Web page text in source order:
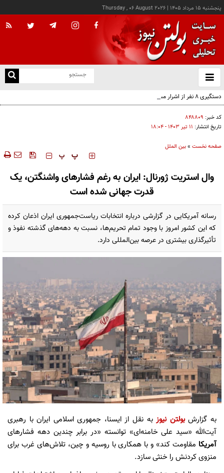
پنجشنبه ۱۵ مرداد ۱۴۰۵ |
Thursday , 06 August 2026
باز
و
دستگیری ۸ نفر از اشرار مسلح شاخص و مرتبطین گروهک‌های تروریستی
کد خبر: ۸۴۸۸۰۹
تاریخ انتشار: ۱۱ تير ۱۴۰۳ - ۱۸:۰۴
صفحه نخست »بین الملل
‍‍‍ پ پ
وال استریت ژورنال: ایران به رغم فشارهای واشنگتن، یک
قدرت جهانی شده است
رسانه آمریکایی در گزارشی درباره انتخابات ریاست‌جمهوری ایران اذعان کرده
که این کشور امروز با وجود تمام تحریم‌ها، نسبت به دهه‌های گذشته نفوذ و
تأثیرگذاری بیشتری در عرصه بین‌المللی دارد.
به گزارش بولتن نیوز به نقل از ایسنا، جمهوری اسلامی ایران با رهبری
آیت‌الله «سید علی خامنه‌ای» توانسته «در برابر چندین دهه فشارهای
آمریکا مقاومت کند» و با همکاری با روسیه و چین، تلاش‌های غرب برای
منزوی کردنش را خنثی سازد.